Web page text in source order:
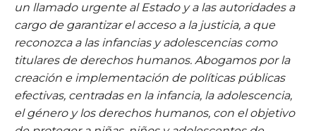
un llamado urgente al Estado y a las autoridades a
cargo de garantizar el acceso a la justicia, a que
reconozca a las infancias y adolescencias como
titulares de derechos humanos. Abogamos por la
creación e implementación de políticas públicas
efectivas, centradas en la infancia, la adolescencia,
el género y los derechos humanos, con el objetivo